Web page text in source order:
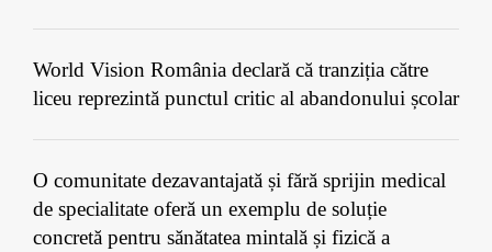
World Vision România declară că tranziția către
liceu reprezintă punctul critic al abandonului școlar
O comunitate dezavantajată și fără sprijin medical
de specialitate oferă un exemplu de soluție
concretă pentru sănătatea mintală și fizică a